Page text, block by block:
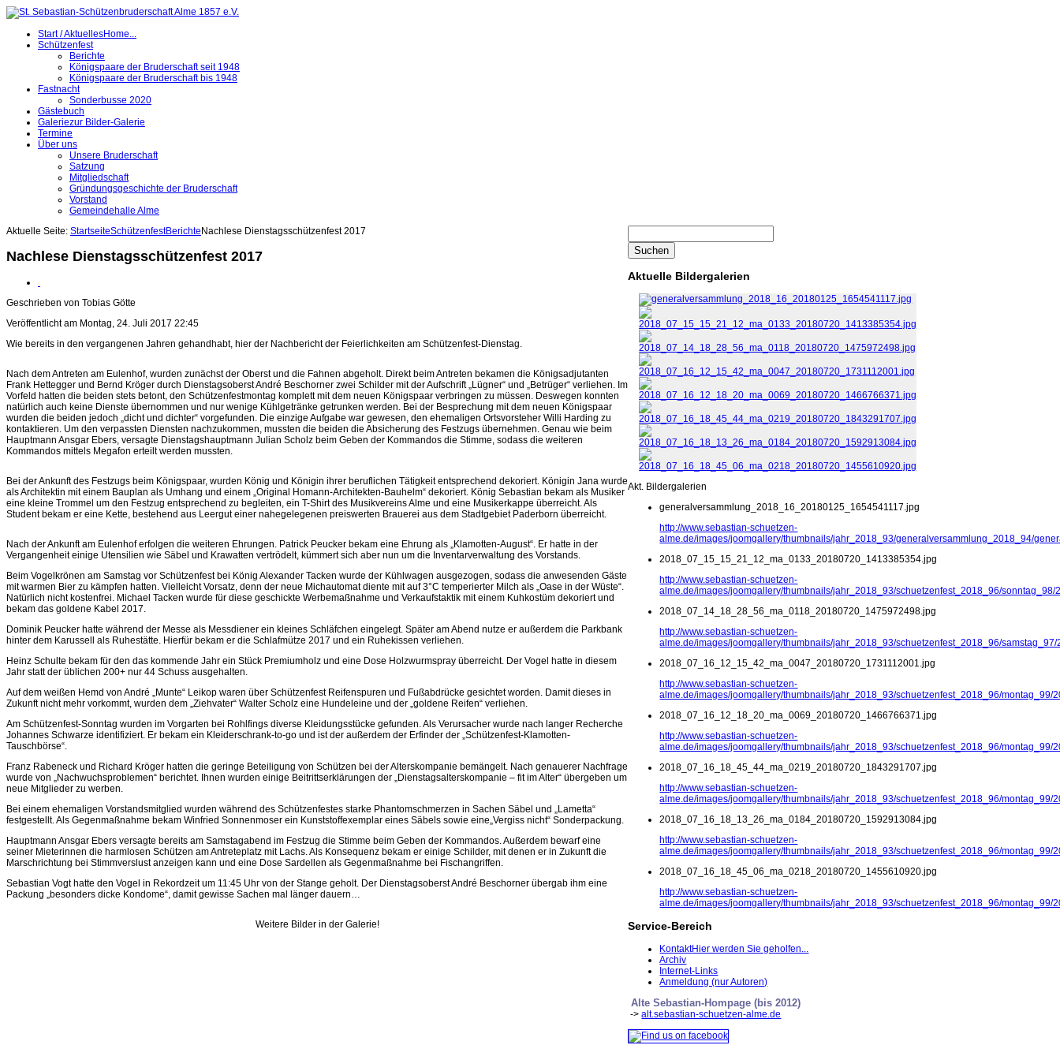
Start / AktuellesHome...
Schützenfest
Berichte
Königspaare der Bruderschaft seit 1948
Königspaare der Bruderschaft bis 1948
Fastnacht
Sonderbusse 2020
Gästebuch
Galeriezur Bilder-Galerie
Termine
Über uns
Unsere Bruderschaft
Satzung
Mitgliedschaft
Gründungsgeschichte der Bruderschaft
Vorstand
Gemeindehalle Alme
Aktuelle Seite: StartseiteSchützenfestBerichte Nachlese Dienstagsschützenfest 2017
Nachlese Dienstagsschützenfest 2017
Geschrieben von Tobias Götte
Veröffentlicht am Montag, 24. Juli 2017 22:45
Wie bereits in den vergangenen Jahren gehandhabt, hier der Nachbericht der Feierlichkeiten am Schützenfest-Dienstag.
Nach dem Antreten am Eulenhof, wurden zunächst der Oberst und die Fahnen abgeholt. Direkt beim Antreten bekamen die Königsadjutanten
Frank Hettegger und Bernd Kröger durch Dienstagsoberst André Beschorner zwei Schilder mit der Aufschrift „Lügner“ und „Betrüger“ verliehen. Im
Vorfeld hatten die beiden stets betont, den Schützenfestmontag komplett mit dem neuen Königspaar verbringen zu müssen. Deswegen konnten
natürlich auch keine Dienste übernommen und nur wenige Kühlgetränke getrunken werden. Bei der Besprechung mit dem neuen Königspaar
wurden die beiden jedoch „dicht und dichter“ vorgefunden. Die einzige Aufgabe war gewesen, den ehemaligen Ortsvorsteher Willi Harding zu
kontaktieren. Um den verpassten Diensten nachzukommen, mussten die beiden die Absicherung des Festzugs übernehmen. Genau wie beim
Hauptmann Ansgar Ebers, versagte Dienstagshauptmann Julian Scholz beim Geben der Kommandos die Stimme, sodass die weiteren
Kommandos mittels Megafon erteilt werden mussten.
Bei der Ankunft des Festzugs beim Königspaar, wurden König und Königin ihrer beruflichen Tätigkeit entsprechend dekoriert. Königin Jana wurde
als Architektin mit einem Bauplan als Umhang und einem „Original Homann-Architekten-Bauhelm“ dekoriert. König Sebastian bekam als Musiker
eine kleine Trommel um den Festzug entsprechend zu begleiten, ein T-Shirt des Musikvereins Alme und eine Musikerkappe überreicht. Als
Student bekam er eine Kette, bestehend aus Leergut einer nahegelegenen preiswerten Brauerei aus dem Stadtgebiet Paderborn überreicht.
Nach der Ankunft am Eulenhof erfolgen die weiteren Ehrungen. Patrick Peucker bekam eine Ehrung als „Klamotten-August“. Er hatte in der
Vergangenheit einige Utensilien wie Säbel und Krawatten vertrödelt, kümmert sich aber nun um die Inventarverwaltung des Vorstands.
Beim Vogelkrönen am Samstag vor Schützenfest bei König Alexander Tacken wurde der Kühlwagen ausgezogen, sodass die anwesenden Gäste
mit warmen Bier zu kämpfen hatten. Vielleicht Vorsatz, denn der neue Michautomat diente mit auf 3°C temperierter Milch als „Oase in der Wüste“.
Natürlich nicht kostenfrei. Michael Tacken wurde für diese geschickte Werbemaßnahme und Verkaufstaktik mit einem Kuhkostüm dekoriert und
bekam das goldene Kabel 2017.
Dominik Peucker hatte während der Messe als Messdiener ein kleines Schläfchen eingelegt. Später am Abend nutze er außerdem die Parkbank
hinter dem Karussell als Ruhestätte. Hierfür bekam er die Schlafmütze 2017 und ein Ruhekissen verliehen.
Heinz Schulte bekam für den das kommende Jahr ein Stück Premiumholz und eine Dose Holzwurmspray überreicht. Der Vogel hatte in diesem
Jahr statt der üblichen 200+ nur 44 Schuss ausgehalten.
Auf dem weißen Hemd von André „Munte“ Leikop waren über Schützenfest Reifenspuren und Fußabdrücke gesichtet worden. Damit dieses in
Zukunft nicht mehr vorkommt, wurden dem „Ziehvater“ Walter Scholz eine Hundeleine und der „goldene Reifen“ verliehen.
Am Schützenfest-Sonntag wurden im Vorgarten bei Rohlfings diverse Kleidungsstücke gefunden. Als Verursacher wurde nach langer Recherche
Johannes Schwarze identifiziert. Er bekam ein Kleiderschrank-to-go und ist der außerdem der Erfinder der „Schützenfest-Klamotten-
Tauschbörse“.
Franz Rabeneck und Richard Kröger hatten die geringe Beteiligung von Schützen bei der Alterskompanie bemängelt. Nach genauerer Nachfrage
wurde von „Nachwuchsproblemen“ berichtet. Ihnen wurden einige Beitrittserklärungen der „Dienstagsalterskompanie – fit im Alter“ übergeben um
neue Mitglieder zu werben.
Bei einem ehemaligen Vorstandsmitglied wurden während des Schützenfestes starke Phantomschmerzen in Sachen Säbel und „Lametta“
festgestellt. Als Gegenmaßnahme bekam Winfried Sonnenmoser ein Kunststoffexemplar eines Säbels sowie eine„Vergiss nicht“ Sonderpackung.
Hauptmann Ansgar Ebers versagte bereits am Samstagabend im Festzug die Stimme beim Geben der Kommandos. Außerdem bewarf eine
seiner Mieterinnen die harmlosen Schützen am Antreteplatz mit Lachs. Als Konsequenz bekam er einige Schilder, mit denen er in Zukunft die
Marschrichtung bei Stimmverslust anzeigen kann und eine Dose Sardellen als Gegenmaßnahme bei Fischangriffen.
Sebastian Vogt hatte den Vogel in Rekordzeit um 11:45 Uhr von der Stange geholt. Der Dienstagsoberst André Beschorner übergab ihm eine
Packung „besonders dicke Kondome“, damit gewisse Sachen mal länger dauern…
Weitere Bilder in der Galerie!
Aktuelle Bildergalerien
Akt. Bildergalerien
generalversammlung_2018_16_20180125_1654541117.jpg
http://www.sebastian-schuetzen-
alme.de/images/joomgallery/thumbnails/jahr_2018_93/generalversammlung_2018_94/
2018_07_15_15_21_12_ma_0133_20180720_1413385354.jpg
http://www.sebastian-schuetzen-
alme.de/images/joomgallery/thumbnails/jahr_2018_93/schuetzenfest_2018_96/
2018_07_14_18_28_56_ma_0118_20180720_1475972498.jpg
http://www.sebastian-schuetzen-
alme.de/images/joomgallery/thumbnails/jahr_2018_93/schuetzenfest_2018_96/
2018_07_16_12_15_42_ma_0047_20180720_1731112001.jpg
http://www.sebastian-schuetzen-
alme.de/images/joomgallery/thumbnails/jahr_2018_93/schuetzenfest_2018_96/
2018_07_16_12_18_20_ma_0069_20180720_1466766371.jpg
http://www.sebastian-schuetzen-
alme.de/images/joomgallery/thumbnails/jahr_2018_93/schuetzenfest_2018_96/
2018_07_16_18_45_44_ma_0219_20180720_1843291707.jpg
http://www.sebastian-schuetzen-
alme.de/images/joomgallery/thumbnails/jahr_2018_93/schuetzenfest_2018_96/
2018_07_16_18_13_26_ma_0184_20180720_1592913084.jpg
http://www.sebastian-schuetzen-
alme.de/images/joomgallery/thumbnails/jahr_2018_93/schuetzenfest_2018_96/
2018_07_16_18_45_06_ma_0218_20180720_1455610920.jpg
http://www.sebastian-schuetzen-
alme.de/images/joomgallery/thumbnails/jahr_2018_93/schuetzenfest_2018_96/
Service-Bereich
KontaktHier werden Sie geholfen...
Archiv
Internet-Links
Anmeldung (nur Autoren)
Alte Sebastian-Hompage (bis 2012)
->alt.sebastian-schuetzen-alme.de